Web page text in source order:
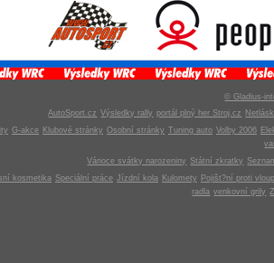
© Gladius-
AutoSport.cz Výsledky rally portál plný her Stroj.cz
G-akce Klubové stránky Osobní stránky Tuning auto Volby 2006
Vánoce svátky narozeniny Státní zkratky
kosmetika Speciální práce Jízdní kola Kulomety
Pojišt?ní proti
radla venkovní grily